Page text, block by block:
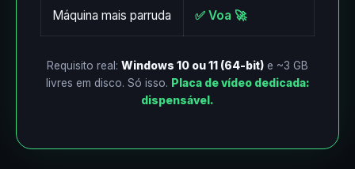
Máquina mais parruda ✅ Voa 🚀
Requisito real: Windows 10 ou 11 (64-bit) e ~3 GB
livres em disco. Só isso. Placa de vídeo dedicada:
dispensável.